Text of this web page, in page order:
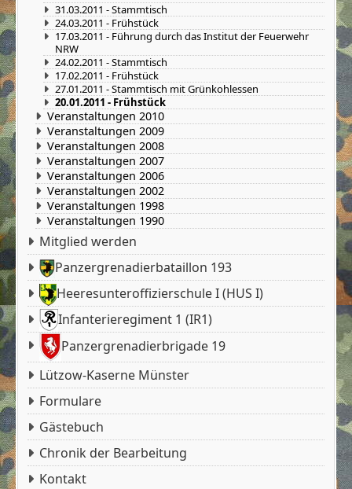
31.03.2011 - Stammtisch
24.03.2011 - Frühstück
17.03.2011 - Führung durch das Institut der Feuerwehr
NRW
24.02.2011 - Stammtisch
17.02.2011 - Frühstück
27.01.2011 - Stammtisch mit Grünkohlessen
20.01.2011 - Frühstück
Veranstaltungen 2010
Veranstaltungen 2009
Veranstaltungen 2008
Veranstaltungen 2007
Veranstaltungen 2006
Veranstaltungen 2002
Veranstaltungen 1998
Veranstaltungen 1990
Mitglied werden
Panzergrenadierbataillon 193
Heeresunteroffizierschule I (HUS I)
Infanterieregiment 1 (IR1)
Panzergrenadierbrigade 19
Lützow-Kaserne Münster
Formulare
Gästebuch
Chronik der Bearbeitung
Kontakt